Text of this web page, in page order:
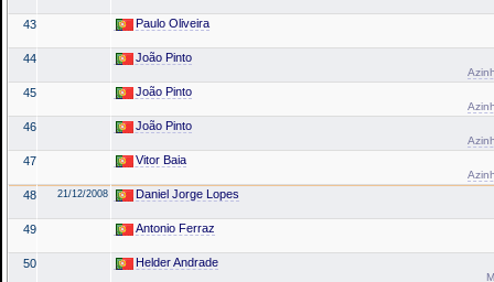
43 Paulo Oliveira
44 João Pinto
45 João Pinto
46 João Pinto
47 Vitor Baia
48 21/12/2008 Daniel Jorge Lopes
49 Antonio Ferraz
50 Helder Andrade